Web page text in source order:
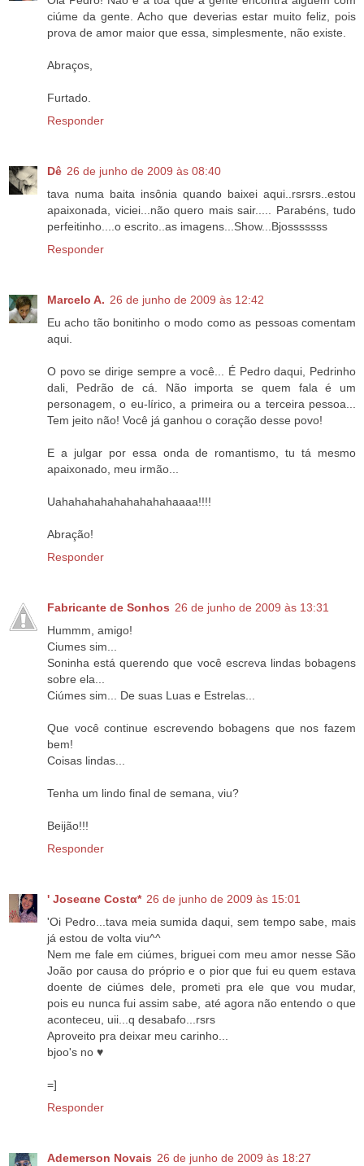
ciúme da gente. Acho que deverias estar muito feliz, pois
prova de amor maior que essa, simplesmente, não existe.
Abraços,
Furtado.
Responder
Dê 26 de junho de 2009 às 08:40
tava numa baita insônia quando baixei aqui..rsrsrs..estou
apaixonada, viciei...não quero mais sair..... Parabéns, tudo
perfeitinho....o escrito..as imagens...Show...Bjosssssss
Responder
Marcelo A. 26 de junho de 2009 às 12:42
Eu acho tão bonitinho o modo como as pessoas comentam
aqui.
O povo se dirige sempre a você... É Pedro daqui, Pedrinho
dali, Pedrão de cá. Não importa se quem fala é um
personagem, o eu-lírico, a primeira ou a terceira pessoa...
Tem jeito não! Você já ganhou o coração desse povo!
E a julgar por essa onda de romantismo, tu tá mesmo
apaixonado, meu irmão...
Uahahahahahahahahahaaaa!!!!
Abração!
Responder
Fabricante de Sonhos 26 de junho de 2009 às 13:31
Hummm, amigo!
Ciumes sim...
Soninha está querendo que você escreva lindas bobagens
sobre ela...
Ciúmes sim... De suas Luas e Estrelas...
Que você continue escrevendo bobagens que nos fazem
bem!
Coisas lindas...
Tenha um lindo final de semana, viu?
Beijão!!!
Responder
' Joseαne Costα* 26 de junho de 2009 às 15:01
'Oi Pedro...tava meia sumida daqui, sem tempo sabe, mais
já estou de volta viu^^
Nem me fale em ciúmes, briguei com meu amor nesse São
João por causa do próprio e o pior que fui eu quem estava
doente de ciúmes dele, prometi pra ele que vou mudar,
pois eu nunca fui assim sabe, até agora não entendo o que
aconteceu, uii...q desabafo...rsrs
Aproveito pra deixar meu carinho...
bjoo's no ♥
=]
Responder
Ademerson Novais 26 de junho de 2009 às 18:27